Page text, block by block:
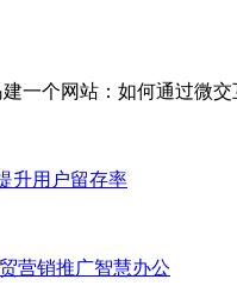
升用户留存率
营销推广智慧办公